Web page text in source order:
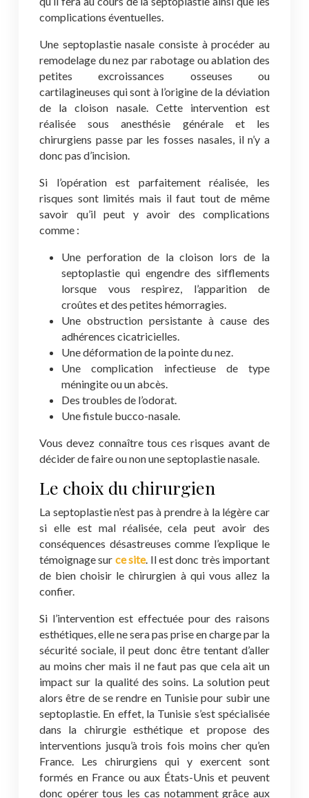
complications éventuelles.
Une septoplastie nasale consiste à procéder au
remodelage du nez par rabotage ou ablation des
petites excroissances osseuses ou
cartilagineuses qui sont à l’origine de la déviation
de la cloison nasale. Cette intervention est
réalisée sous anesthésie générale et les
chirurgiens passe par les fosses nasales, il n’y a
donc pas d’incision.
Si l’opération est parfaitement réalisée, les
risques sont limités mais il faut tout de même
savoir qu’il peut y avoir des complications
comme :
Une perforation de la cloison lors de la
septoplastie qui engendre des sifflements
lorsque vous respirez, l’apparition de
croûtes et des petites hémorragies.
Une obstruction persistante à cause des
adhérences cicatricielles.
Une déformation de la pointe du nez.
Une complication infectieuse de type
méningite ou un abcès.
Des troubles de l’odorat.
Une fistule bucco-nasale.
Vous devez connaître tous ces risques avant de
décider de faire ou non une septoplastie nasale.
Le choix du chirurgien
La septoplastie n’est pas à prendre à la légère car
si elle est mal réalisée, cela peut avoir des
conséquences désastreuses comme l’explique le
témoignage sur ce site. Il est donc très important
de bien choisir le chirurgien à qui vous allez la
confier.
Si l’intervention est effectuée pour des raisons
esthétiques, elle ne sera pas prise en charge par la
sécurité sociale, il peut donc être tentant d’aller
au moins cher mais il ne faut pas que cela ait un
impact sur la qualité des soins. La solution peut
alors être de se rendre en Tunisie pour subir une
septoplastie. En effet, la Tunisie s’est spécialisée
dans la chirurgie esthétique et propose des
interventions jusqu’à trois fois moins cher qu’en
France. Les chirurgiens qui y exercent sont
formés en France ou aux États-Unis et peuvent
donc opérer tous les cas notamment grâce aux